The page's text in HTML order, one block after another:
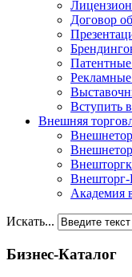
Договор
Патентные
Рекламные
Вступить
Внешняя
Академия
Искать...
Бизнес-Каталог